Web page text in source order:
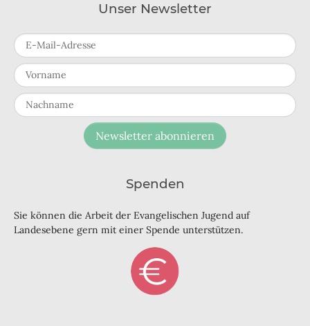
Unser Newsletter
Newsletter abonnieren
Spenden
Sie können die Arbeit der Evangelischen Jugend auf
Landesebene gern mit einer Spende unterstützen.